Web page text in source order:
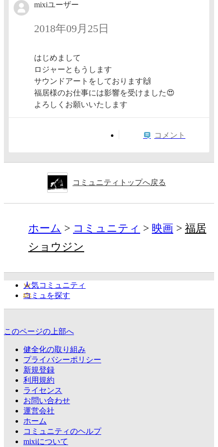
mixiユーザー
2018年09月25日
はじめまして
ロジャーともうします
サウンドアートをしております🙌
福居様のお仕事には影響を受けました😍
よろしくお願いいたします
コメント
コミュニティトップへ戻る
ホーム コミュニティ 映画
福居
ショウジン
人気コミュニティ
コミュを探す
このページの上部へ
健全化の取り組み
プライバシーポリシー
新規登録
利用規約
ライセンス
お問い合わせ
運営会社
ホーム
コミュニティのヘルプ
mixiについて